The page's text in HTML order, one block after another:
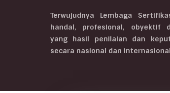
Terwujudnya Lembaga
handal, profesional, obyektif
yang hasil penilaian dan
secara nasional dan